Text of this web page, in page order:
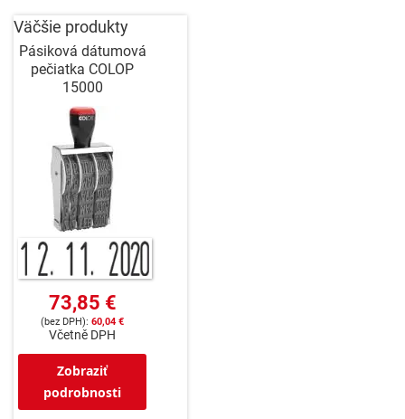
Väčšie produkty
Pásiková dátumová
pečiatka COLOP
15000
73,85 €
60,04 €
Včetně DPH
Zobraziť
podrobnosti